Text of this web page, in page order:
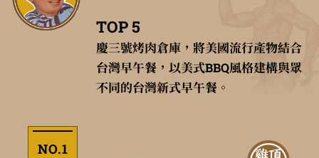
TOP 5
慶三號烤肉倉庫，將美國流行產物結合
台灣早午餐，以美式BBQ風格建構與眾
不同的台灣新式早午餐。
NO.1